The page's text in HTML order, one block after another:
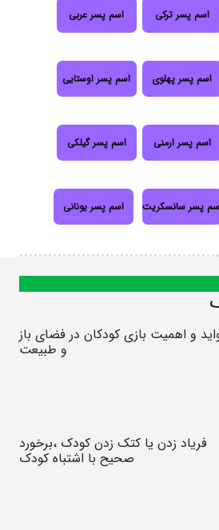
اسم پسر ترکی اسم پسر عربی
اسم پسر پهلوی اسم پسر اوستایی
اسم پسر ارمنی اسم پسر گیلکی
پسر سانسکریت اسم پسر یونانی
و اهمیت بازی کودکان در فضای باز
و طبیعت
فریاد زدن یا کتک زدن کودک ،برخورد
صحیح با اشتباه کودک